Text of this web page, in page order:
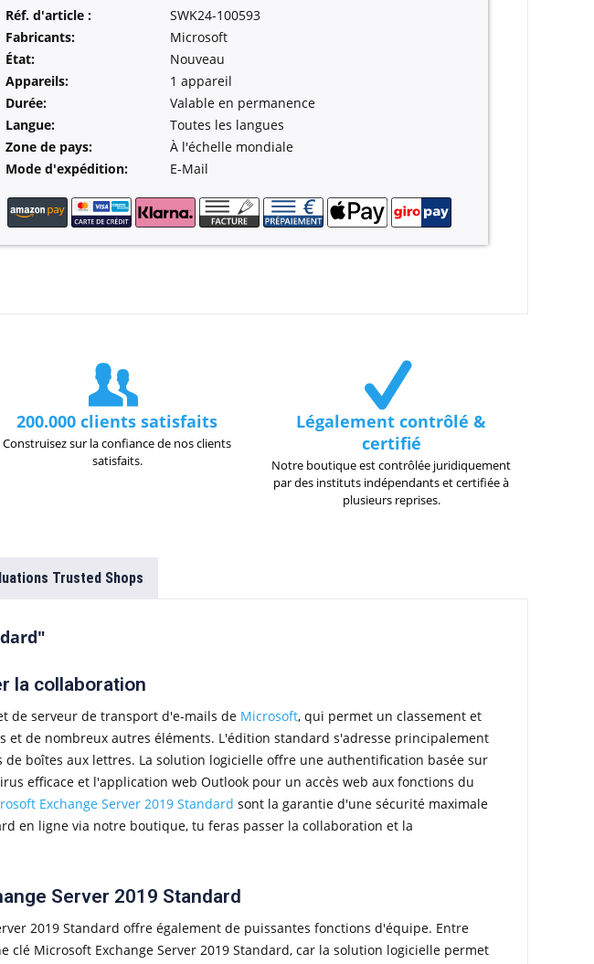
Réf. d'article :
SWK24-100593
Fabricants:
Microsoft
État:
Nouveau
Appareils:
1 appareil
Durée:
Valable en permanence
Langue:
Toutes les langues
Zone de pays:
À l'échelle mondiale
Mode d'expédition:
E-Mail
200.000 clients satisfaits
Construisez sur la confiance de nos clients
satisfaits.
Légalement contrôlé &
certifié
Notre boutique est contrôlée juridiquement
par des instituts indépendants et certifiée à
plusieurs reprises.
Trusted Shops
la collaboration
de serveur de transport d'e-mails de Microsoft, qui permet un classement et
et de nombreux autres éléments. L'édition standard s'adresse principalement
boîtes aux lettres. La solution logicielle offre une authentification basée sur
efficace et l'application web Outlook pour un accès web aux fonctions du
Exchange Server 2019 Standard sont la garantie d'une sécurité maximale
en ligne via notre boutique, tu feras passer la collaboration et la
Server 2019 Standard
2019 Standard offre également de puissantes fonctions d'équipe. Entre
Microsoft Exchange Server 2019 Standard, car la solution logicielle permet